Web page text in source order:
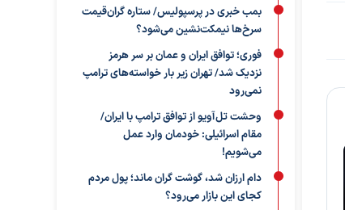
بمب خبری در پرسپولیس/ ستاره گران‌قیمت
سرخ‌ها نیمکت‌نشین می‌شود؟
فوری؛ توافق ایران و عمان بر سر هرمز
نزدیک شد/ تهران زیر بار خواسته‌های ترامپ
نمی‌رود
وحشت تل‌آویو از توافق ترامپ با ایران/
مقام اسرائیلی: خودمان وارد عمل
می‌شویم!
دام ارزان شد، گوشت گران ماند؛ پول مردم
کجای این بازار می‌رود؟